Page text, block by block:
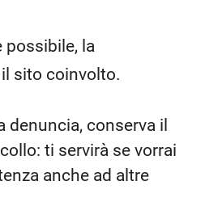
possibile, la
sito coinvolto.
denuncia, conserva il
ti servirà se vorrai
anche ad altre